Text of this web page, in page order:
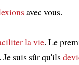
avec vous.
la vie. Le
. Je suis sûr qu'ils